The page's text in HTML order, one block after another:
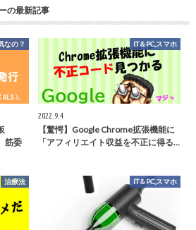
の最新記事
なの？
筋委
IT＆PC,スマホ
2022.9.4
【驚愕】Google Chrome拡張機能に
「アフィリエイト収益を不正に得る…
治療法 IT＆PC,スマホ